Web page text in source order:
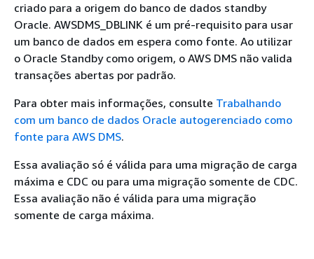
criado para a origem do banco de dados standby
Oracle. AWSDMS_DBLINK é um pré-requisito para usar
um banco de dados em espera como fonte. Ao utilizar
o Oracle Standby como origem, o AWS DMS não valida
transações abertas por padrão.
Para obter mais informações, consulte Trabalhando
com um banco de dados Oracle autogerenciado como
fonte para AWS DMS.
Essa avaliação só é válida para uma migração de carga
máxima e CDC ou para uma migração somente de CDC.
Essa avaliação não é válida para uma migração
somente de carga máxima.